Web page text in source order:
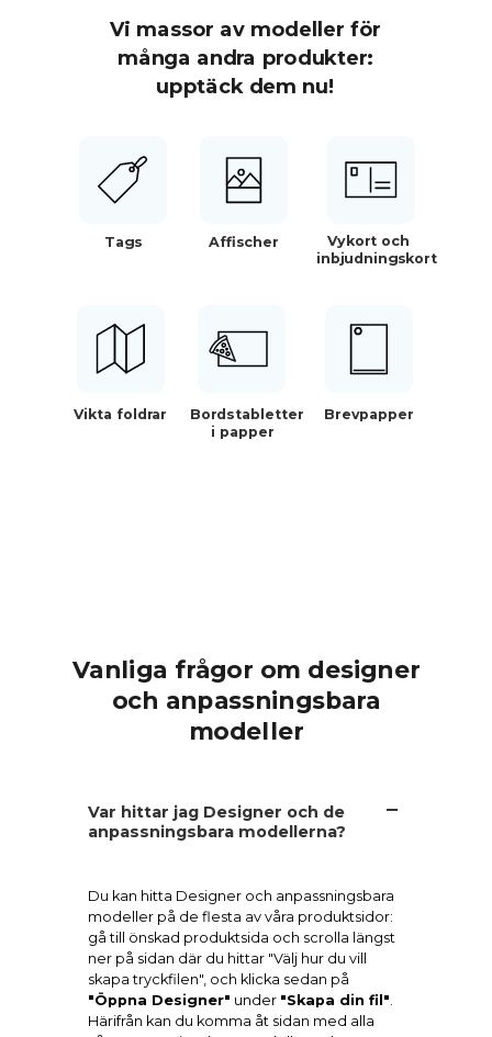
Vanliga frågor om designer
och anpassningsbara
modeller
Var hittar jag Designer och de
anpassningsbara modellerna?
Du kan hitta Designer och anpassningsbara
modeller på de flesta av våra produktsidor:
gå till önskad produktsida och scrolla längst
ner på sidan där du hittar "Välj hur du vill
skapa tryckfilen", och klicka sedan på
"Öppna Designer" under "Skapa din fil"
Härifrån kan du komma åt sidan med alla
Vi massor av modeller för
många andra produkter:
upptäck dem nu!
Brevpapper
Bordstabletter
i papper
Vikta foldrar
Vykort och
inbjudningskort
Affischer
Tags